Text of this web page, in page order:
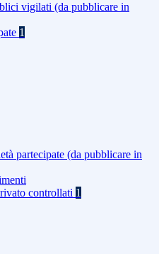
vigilati (da pubblicare in
1
partecipate (da pubblicare in
controllati 1